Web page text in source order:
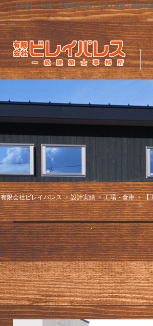
【工場】Ｉ社様 工場増築工事｜工場・倉庫｜確認申
有限会社ビレイパレス 設計実績 工場・倉庫 【